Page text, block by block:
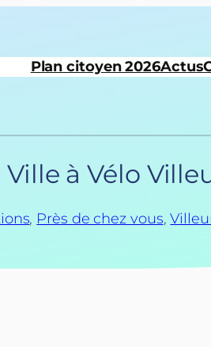
Plan citoyen 2026Actus
à Vélo
, Près de chez vous,